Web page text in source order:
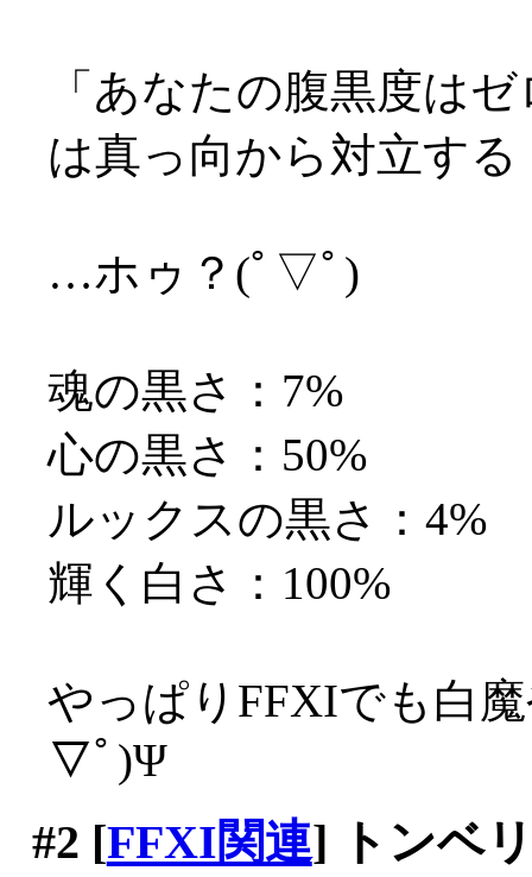
「あなたの腹黒度は
は真っ向から対立す
…ホゥ？(ﾟ▽ﾟ)
魂の黒さ：7%
心の黒さ：50%
ルックスの黒さ：4%
輝く白さ：100%
やっぱりFFXIでも白
▽ﾟ)Ψ
#2 [FFXI関連] トンベ